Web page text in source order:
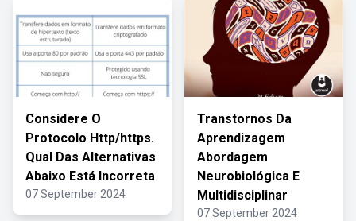
Considere O
Protocolo Http/https.
Qual Das Alternativas
Abaixo Está Incorreta
07 September 2024
Transtornos Da
Aprendizagem
Abordagem
Neurobiológica E
Multidisciplinar
07 September 2024